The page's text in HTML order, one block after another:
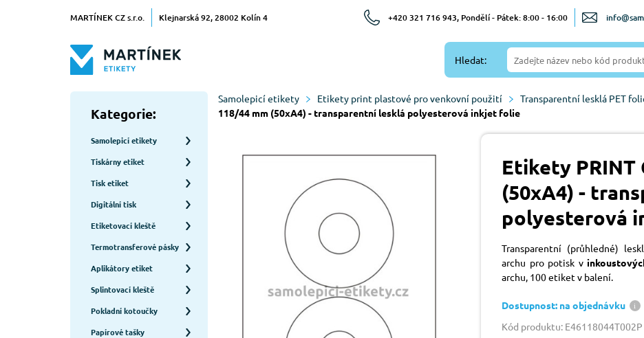
MARTÍNEK CZ s.r.o. Klejnarská 92, 28002 Kolín 4 +420 321 716 943, Pondělí - Pátek: 8:00 - 16:00
Hledat:
Kategorie:
Samolepicí etikety
Tiskárny etiket
Tisk etiket
Digitální tisk
Etiketovací kleště
Termotransferové pásky
Aplikátory etiket
Splintovací kleště
Pokladní kotoučky
Papírové tašky
Samolepicí etikety Etikety print plastové pro venkovní použití Transparentní lesklá PET
118/44 mm (50xA4) - transparentní lesklá polyesterová inkjet folie
Etikety PRINT
(50xA4) -
polyesterová
Transparentní (průhledné)
archu pro potisk v
archu, 100 etiket v balení.
Dostupnost: na objednávku
Kód produktu: E46118044T002P